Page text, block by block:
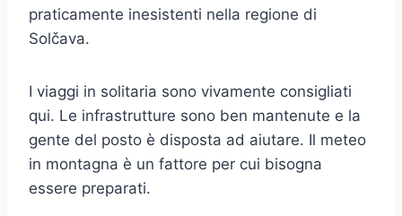
praticamente inesistenti nella regione di
Solčava.
I viaggi in solitaria sono vivamente consigliati
qui. Le infrastrutture sono ben mantenute e la
gente del posto è disposta ad aiutare. Il meteo
in montagna è un fattore per cui bisogna
essere preparati.